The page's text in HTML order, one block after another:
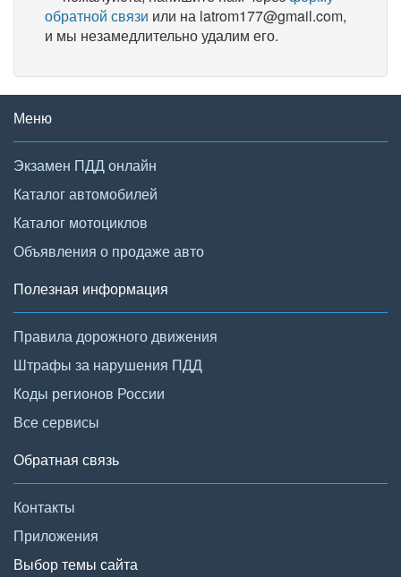
обратной связи или на latrom177@gmail.com,
и мы незамедлительно удалим его.
Меню
Экзамен ПДД онлайн
Каталог автомобилей
Каталог мотоциклов
Объявления о продаже авто
Полезная информация
Правила дорожного движения
Штрафы за нарушения ПДД
Коды регионов России
Все сервисы
Обратная связь
Контакты
Приложения
Выбор темы сайта